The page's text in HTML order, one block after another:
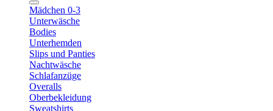
Mädchen 0-3
Unterwäsche
Bodies
Unterhemden
Slips und Panties
Nachtwäsche
Schlafanzüge
Overalls
Oberbekleidung
Sweatshirts